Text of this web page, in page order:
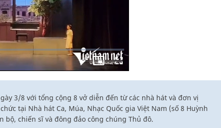
3/8 với tổng cộng 8 vở diễn đến từ các nhà hát và đơn vị
tại Nhà hát Ca, Múa, Nhạc Quốc gia Việt Nam (số 8 Huỳnh
bộ, chiến sĩ và đông đảo công chúng Thủ đô.